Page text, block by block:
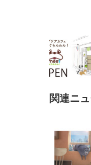
上げ式アーム
ト 約105度ロ
椅子 360度回
ナイロン樹脂
ッシュ 在宅ワ
￥5,699
UHD・USB
ト
￥105,595
捨て 無香料
￥3,373
関連ニ